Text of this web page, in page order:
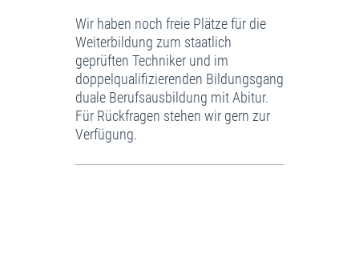
Wir haben noch freie Plätze für die
Weiterbildung zum staatlich
geprüften Techniker und im
doppelqualifizierenden Bildungsgang
duale Berufsausbildung mit Abitur.
Für Rückfragen stehen wir gern zur
Verfügung.